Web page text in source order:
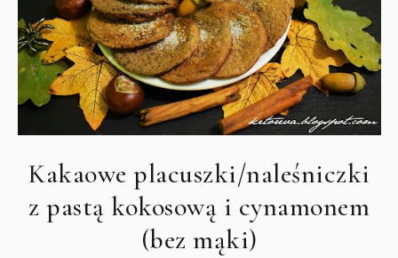
Kakaowe placuszki/naleśniczki
z pastą kokosową i cynamonem
(bez mąki)